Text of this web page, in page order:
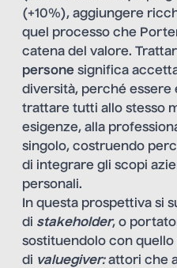
(+10%), aggiungere
quel processo che
catena del valore.
persone significa
diversità, perché essere
trattare tutti allo stesso
esigenze, alla
singolo, costruendo
di integrare gli scopi
personali.
In questa prospettiva si
di stakeholder, o
sostituendolo con
di valuegiver:attori che